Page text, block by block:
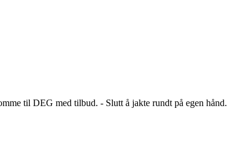
til DEG med tilbud. - Slutt å jakte rundt på egen hånd.